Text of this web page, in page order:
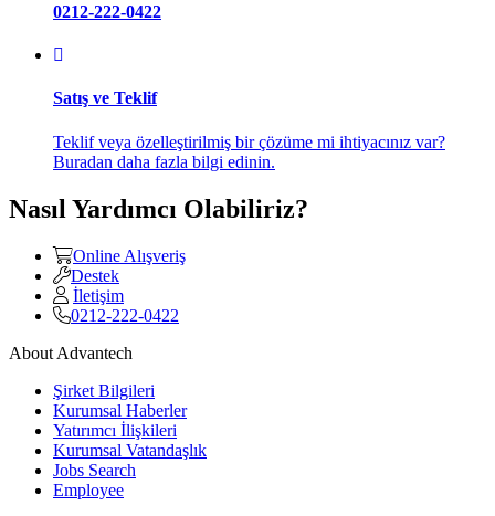
0212-222-0422
Satış ve Teklif
Teklif veya özelleştirilmiş bir çözüme mi ihtiyacınız var?
Buradan daha fazla bilgi edinin.
Nasıl Yardımcı Olabiliriz?
Online Alışveriş
Destek
İletişim
0212-222-0422
About Advantech
Şirket Bilgileri
Kurumsal Haberler
Yatırımcı İlişkileri
Kurumsal Vatandaşlık
Jobs Search
Employee